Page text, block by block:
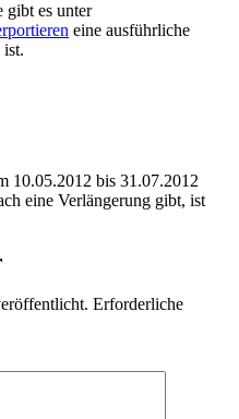
gibt es unter
eine ausführliche
10.05.2012 bis 31.07.2012
eine Verlängerung gibt, ist
Erforderliche